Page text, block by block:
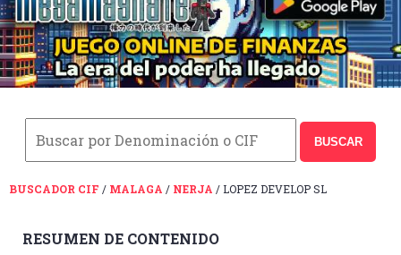
BUSCAR
BUSCADOR CIF / MALAGA / NERJA / LOPEZ DEVELOP SL
RESUMEN DE CONTENIDO